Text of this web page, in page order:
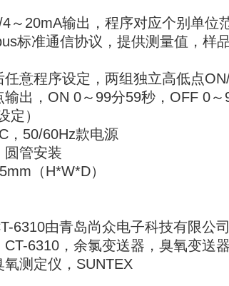
～20mA输出，程序对应个别单位
标准通信协议，提供测量值，样
意程序设定，两组独立高低点
出，ON 0～99分59秒，OFF 0
定）
，50/60Hz款电源
圆管安装
（H*W*D）
6310由青岛尚众电子科技有限公
CT-6310，余氯变送器，臭氧变送
测定仪，SUNTEX